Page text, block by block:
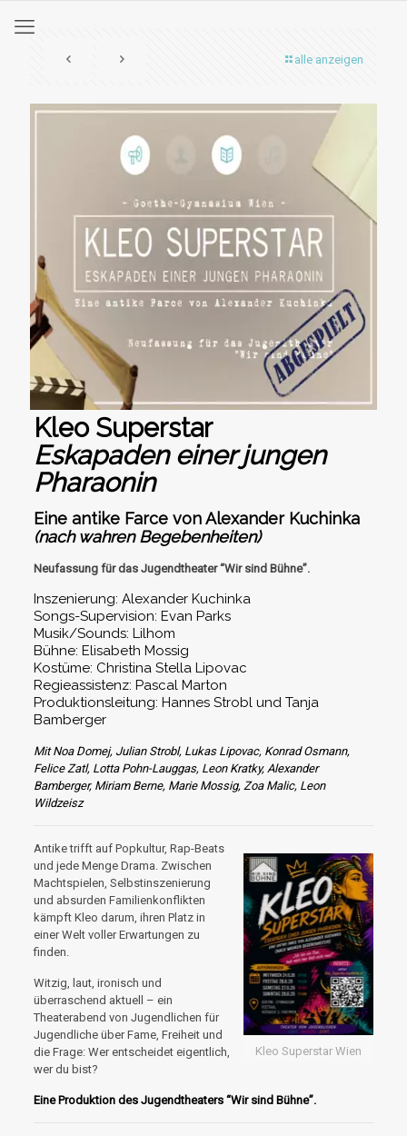
alle anzeigen
Kleo Superstar
Eskapaden einer jungen
Pharaonin
Eine antike Farce von Alexander Kuchinka
(nach wahren Begebenheiten)
Neufassung für das Jugendtheater “Wir sind Bühne”.
Inszenierung: Alexander Kuchinka
Songs-Supervision: Evan Parks
Musik/Sounds: Lilhom
Bühne: Elisabeth Mossig
Kostüme: Christina Stella Lipovac
Regieassistenz: Pascal Marton
Produktionsleitung: Hannes Strobl und Tanja
Bamberger
Mit Noa Domej, Julian Strobl, Lukas Lipovac, Konrad Osmann,
Felice Zatl, Lotta Pohn-Lauggas, Leon Kratky, Alexander
Bamberger, Miriam Berne, Marie Mossig, Zoa Malic, Leon
Wildzeisz
Kleo Superstar Wien
Antike trifft auf Popkultur, Rap-Beats
und jede Menge Drama. Zwischen
Machtspielen, Selbstinszenierung
und absurden Familienkonflikten
kämpft Kleo darum, ihren Platz in
einer Welt voller Erwartungen zu
finden.
Witzig, laut, ironisch und
überraschend aktuell – ein
Theaterabend von Jugendlichen für
Jugendliche über Fame, Freiheit und
die Frage: Wer entscheidet eigentlich,
wer du bist?
Eine Produktion des Jugendtheaters “Wir sind Bühne”.